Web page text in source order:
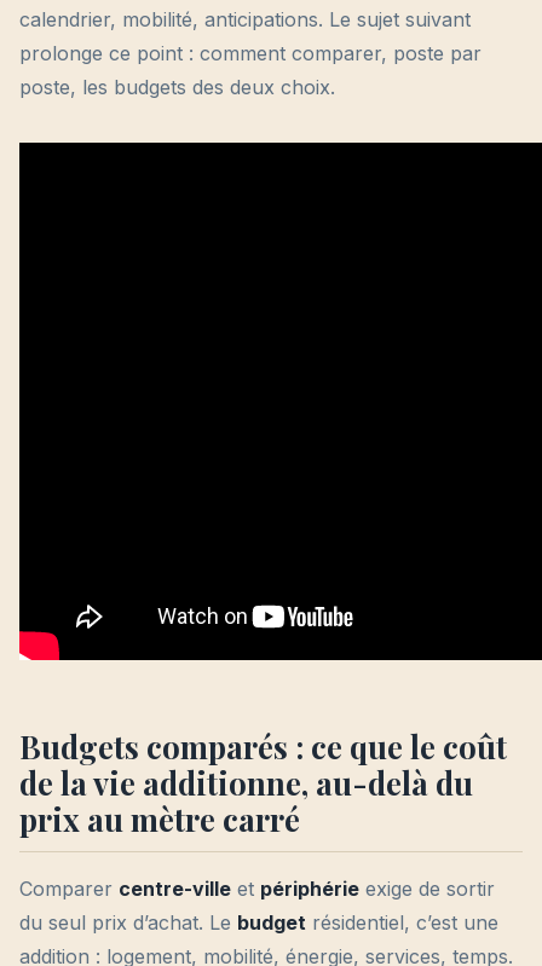
calendrier, mobilité, anticipations. Le sujet suivant
prolonge ce point : comment comparer, poste par
poste, les budgets des deux choix.
Budgets comparés : ce que le coût
de la vie additionne, au-delà du
prix au mètre carré
Comparer centre-ville et périphérie exige de sortir
du seul prix d’achat. Le budget résidentiel, c’est une
addition : logement, mobilité, énergie, services, temps.